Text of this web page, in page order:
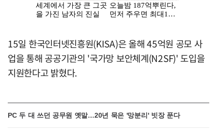
15일 한국인터넷진흥원(KISA)은 올해 45억원 공모 사
업을 통해 공공기관의 '국가망 보안체계(N2SF)' 도입을
지원한다고 밝혔다.
PC 두 대 쓰던 공무원 옛말…20년 묵은 '망분리' 빗장 푼다